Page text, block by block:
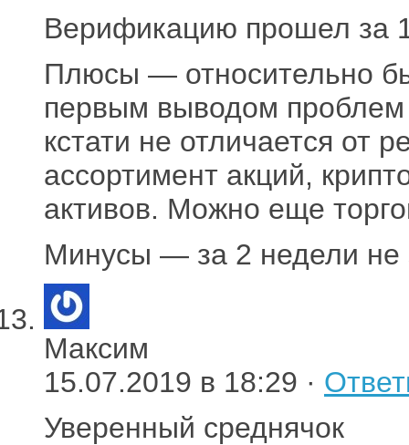
Верификацию прошел за
Плюсы — относительно
первым выводом проблем
кстати не отличается от
ассортимент акций,
активов. Можно еще
Минусы — за 2 недели не
Максим
15.07.2019 в 18:29 ·
Уверенный среднячок